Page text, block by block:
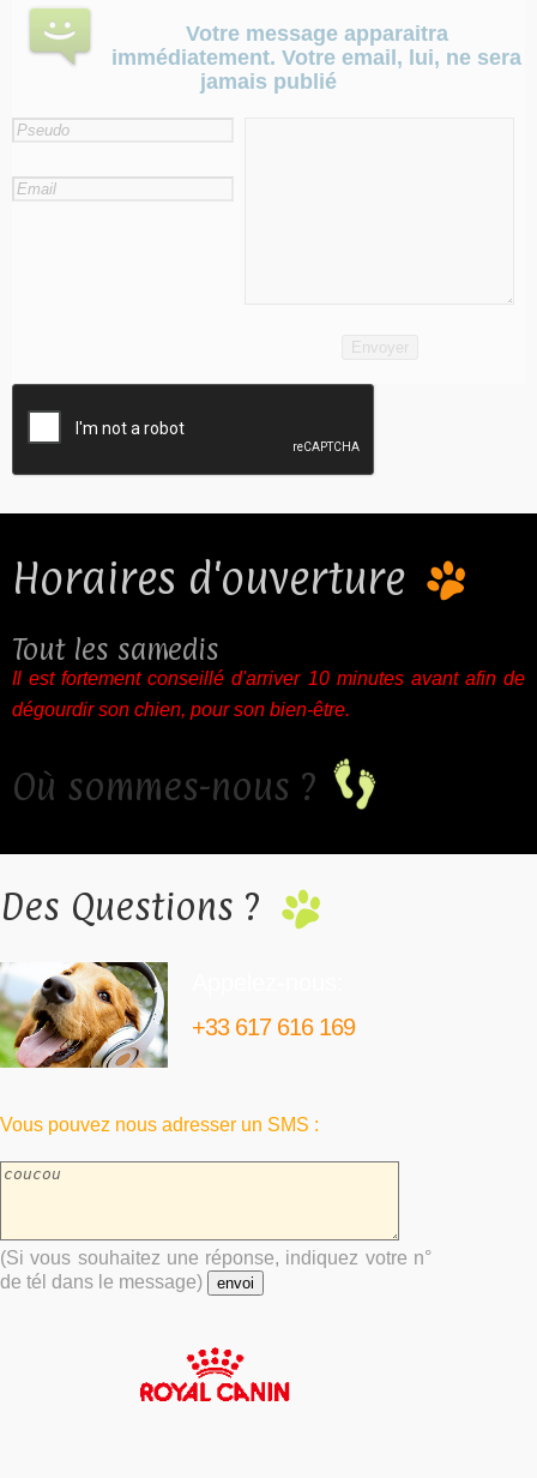
Votre message apparaitra
immédiatement. Votre email, lui, ne sera
jamais publié
Horaires d'ouverture
Tout les samedis
Il est fortement conseillé d'arriver 10 minutes avant afin de
dégourdir son chien, pour son bien-être.
Où sommes-nous ?
Des Questions ?
+33 617 616 169
Vous pouvez nous adresser un SMS :
(Si vous souhaitez une réponse, indiquez votre n°
de tél dans le message)
envoi